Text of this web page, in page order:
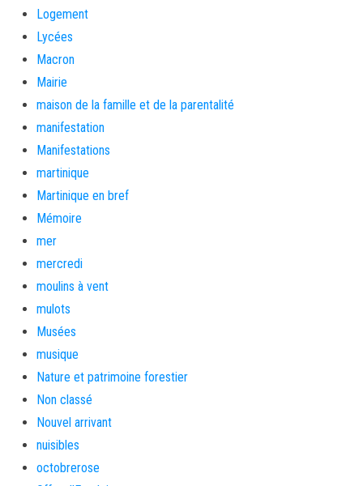
Logement
Lycées
Macron
Mairie
maison de la famille et de la parentalité
manifestation
Manifestations
martinique
Martinique en bref
Mémoire
mer
mercredi
moulins à vent
mulots
Musées
musique
Nature et patrimoine forestier
Non classé
Nouvel arrivant
nuisibles
octobrerose